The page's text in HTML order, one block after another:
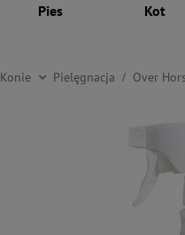
Pies Kot
Konie Pielęgnacja Over